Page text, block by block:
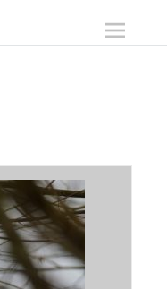
Inhalt